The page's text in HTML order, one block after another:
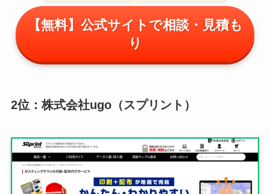
【無料】公式サイトで相談・見積も
り
2位：株式会社ugo（スプリント）